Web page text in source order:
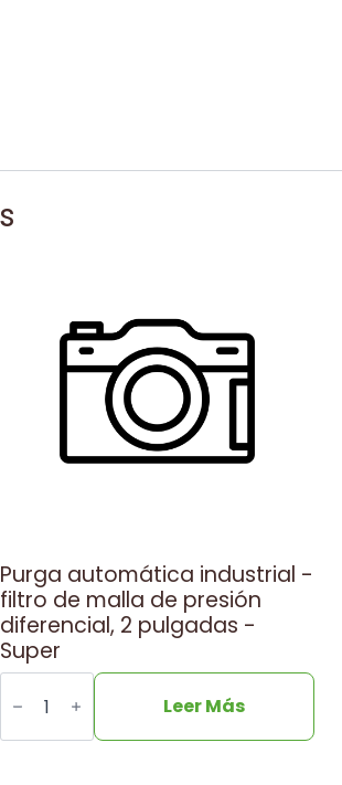
Purga automática industrial -
filtro de malla de presión
diferencial, 2 pulgadas -
Super
Cantidad
Industrial
automatic
purge
Leer Más